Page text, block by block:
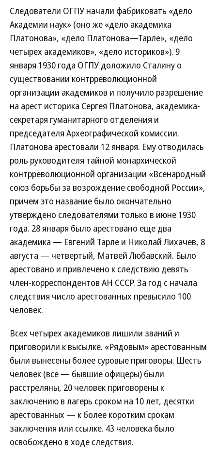
Следователи ОГПУ начали фабриковать «дело
Академии наук» (оно же «дело академика
Платонова», «дело Платонова—Тарле», «дело
четырех академиков», «дело историков»). 9
января 1930 года ОГПУ доложило Сталину о
существовании контрреволюционной
организации академиков и получило разрешение
на арест историка Сергея Платонова, академика-
секретаря гуманитарного отделения и
председателя Археографической комиссии.
Платонова арестовали 12 января. Ему отводилась
роль руководителя тайной монархической
контрреволюционной организации «Всенародный
союз борьбы за возрождение свободной России»,
причем это название было окончательно
утверждено следователями только в июне 1930
года. 28 января было арестовано еще два
академика — Евгений Тарле и Николай Лихачев, 8
августа — четвертый, Матвей Любавский. Было
арестовано и привлечено к следствию девять
член-корреспондентов АН СССР. За год с начала
следствия число арестованных превысило 100
человек.
Всех четырех академиков лишили званий и
приговорили к высылке. «Рядовым» арестованным
были вынесены более суровые приговоры. Шесть
человек (все — бывшие офицеры) были
расстреляны, 20 человек приговорены к
заключению в лагерь сроком на 10 лет, десятки
арестованных — к более коротким срокам
заключения или ссылке. 43 человека было
освобождено в ходе следствия.